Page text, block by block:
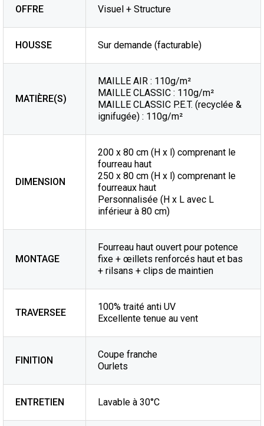
OFFRE Visuel + Structure
HOUSSE Sur demande (facturable)
MATIÈRE(S)
MAILLE AIR : 110g/m²
MAILLE CLASSIC : 110g/m²
MAILLE CLASSIC P.E.T. (recyclée &
ignifugée) : 110g/m²
DIMENSION
200 x 80 cm (H x l) comprenant le
fourreau haut
250 x 80 cm (H x l) comprenant le
fourreaux haut
Personnalisée (H x L avec L
inférieur à 80 cm)
MONTAGE
Fourreau haut ouvert pour potence
fixe + œillets renforcés haut et bas
+ rilsans + clips de maintien
TRAVERSEE
100% traité anti UV
Excellente tenue au vent
FINITION
Coupe franche
Ourlets
ENTRETIEN Lavable à 30°C